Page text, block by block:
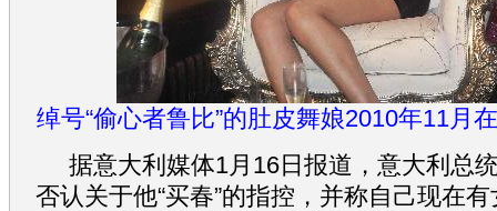
绰号“偷心者鲁比”的肚皮舞娘2010年11月
据意大利媒体1月16日报道，意大利总
否认关于他“买春”的指控，并称自己现在